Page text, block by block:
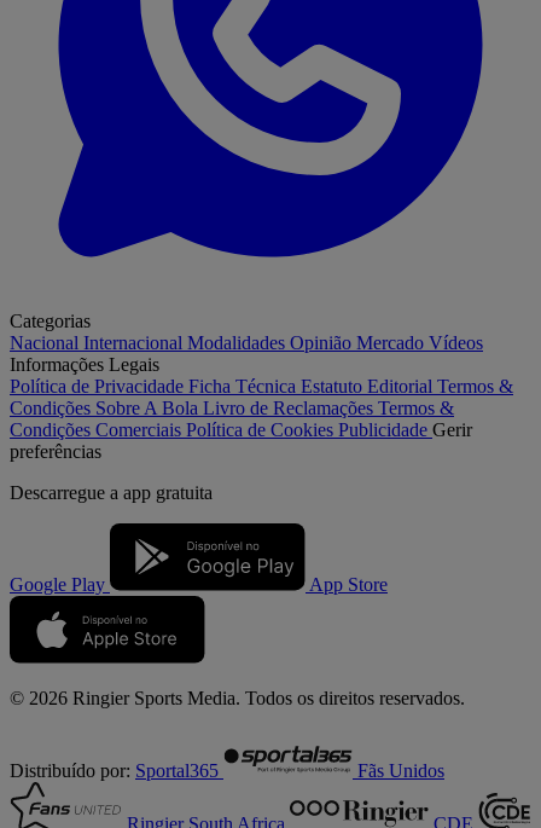
Categorias
Nacional Internacional Modalidades Opinião Mercado Vídeos
Informações Legais
Política de Privacidade Ficha Técnica Estatuto Editorial Termos &
Condições Sobre A Bola Livro de Reclamações Termos &
Condições Comerciais Política de Cookies Publicidade Gerir
preferências
Descarregue a app gratuita
Google Play App Store
© 2026 Ringier Sports Media. Todos os direitos reservados.
Distribuído por: Sportal365 Fãs Unidos